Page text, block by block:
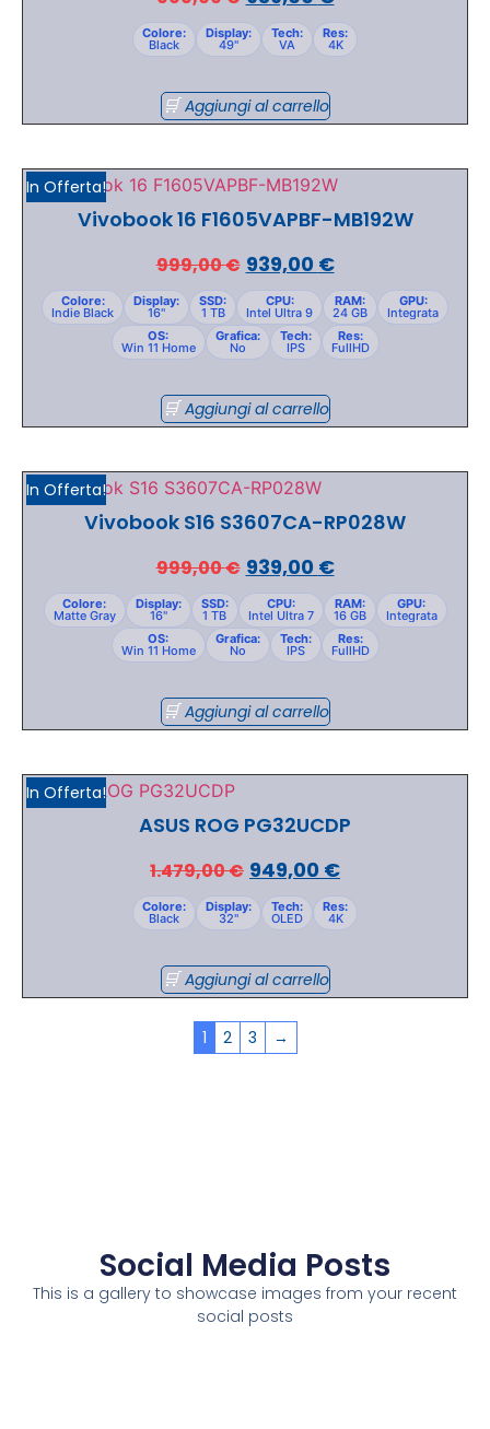
Colore:
Black
Display:
49"
Tech:
VA
Res:
4K
Aggiungi al carrello
In Offerta!
Vivobook 16 F1605VAPBF-MB192W
999,00€ 939,00 €
Colore:
Indie Black
Display:
16"
SSD:
1 TB
CPU:
Intel Ultra 9
RAM:
24 GB
GPU:
Integrata
OS:
Win 11 Home
Grafica:
No
Tech:
IPS
Res:
FullHD
Aggiungi al carrello
In Offerta!
Vivobook S16 S3607CA-RP028W
999,00€ 939,00 €
Colore:
Matte Gray
Display:
16"
SSD:
1 TB
CPU:
Intel Ultra 7
RAM:
16 GB
GPU:
Integrata
OS:
Win 11 Home
Grafica:
No
Tech:
IPS
Res:
FullHD
Aggiungi al carrello
In Offerta!
ASUS ROG PG32UCDP
1.479,00€ 949,00 €
Colore:
Black
Display:
32"
Tech:
OLED
Res:
4K
Aggiungi al carrello
1 2 3 →
Social Media Posts
This is a gallery to showcase images from your recent
social posts